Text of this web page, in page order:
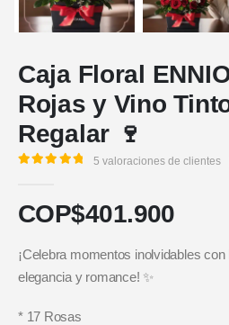
Caja Floral
Rojas y Vino
Regalar 🍷
5 valoraciones de clientes
COP$401.900
¡Celebra momentos inolvidables
elegancia y romance! ✨
* 17 Rosas